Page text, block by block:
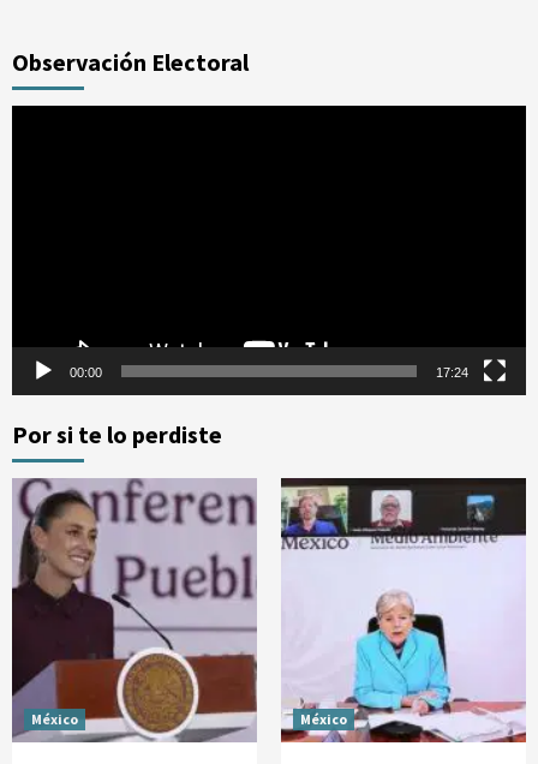
Observación Electoral
00:00 17:24
Por si te lo perdiste
México México